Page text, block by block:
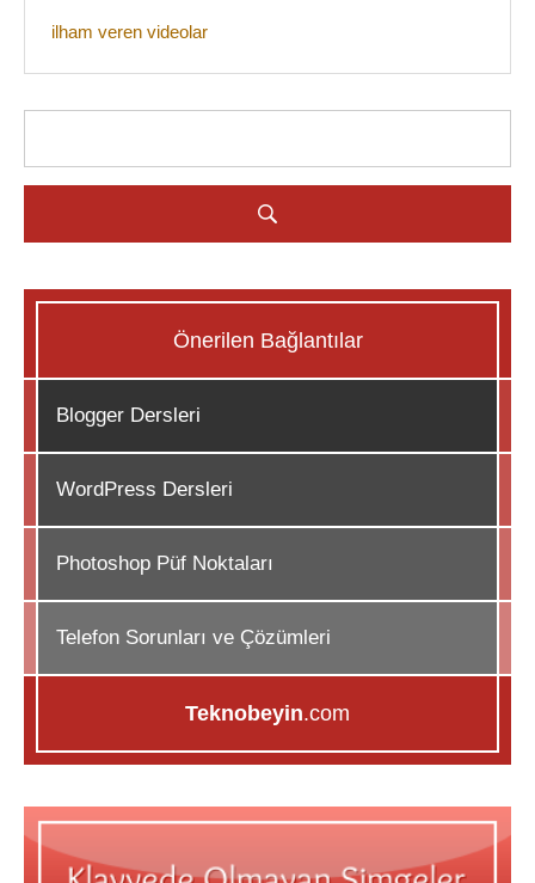
ilham veren videolar
Önerilen Bağlantılar
Blogger Dersleri
WordPress Dersleri
Photoshop Püf Noktaları
Telefon Sorunları ve Çözümleri
Teknobeyin.com